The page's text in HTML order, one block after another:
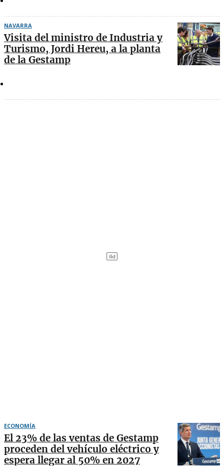
NAVARRA
Visita del ministro de Industria y
Turismo, Jordi Hereu, a la planta
de la Gestamp
ECONOMÍA
El 23% de las ventas de Gestamp
proceden del vehículo eléctrico y
espera llegar al 50% en 2027